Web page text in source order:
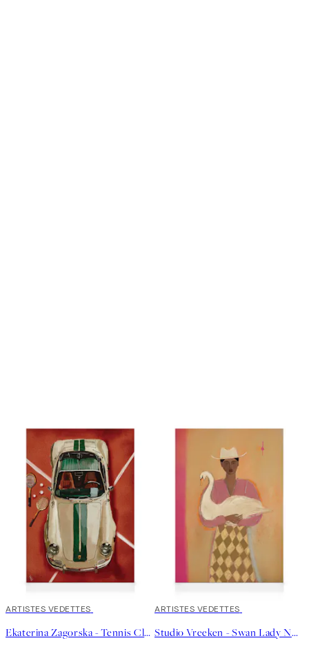
30%*
ARTISTES VEDETTES
Ekaterina Zagorska - Tennis Club Toile
30%*
ARTISTES VEDETTES
Studio Vreeken - Swan Lady No2 Toile